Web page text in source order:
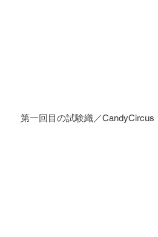
第一回目の試験織／CandyCircus